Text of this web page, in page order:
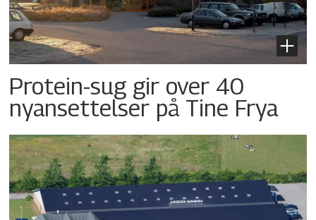
Protein-sug gir over 40
nyansettelser på Tine Frya